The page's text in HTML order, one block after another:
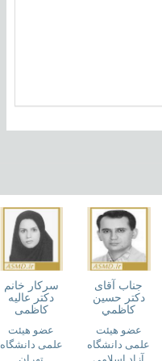
سرکار خانم
دکتر عالیه
کاظمی
عضو هیئت
علمی دانشگاه
تهران
جناب آقای
دکتر حسين
کاظمي
عضو هیئت
علمی دانشگاه
آزاد اسلامی